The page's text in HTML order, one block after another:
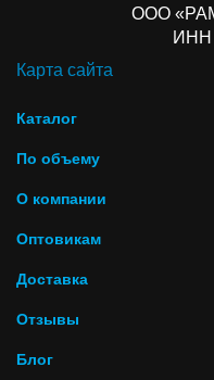
ООО
ИНН
Карта сайта
Каталог
По объему
О компании
Оптовикам
Доставка
Отзывы
Блог